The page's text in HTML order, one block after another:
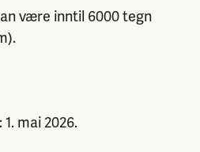
være inntil 6000 tegn
mai 2026.